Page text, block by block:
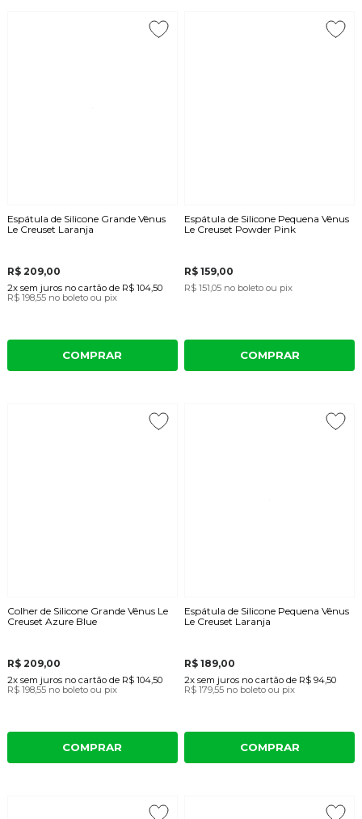
Espátula de Silicone Grande Vênus
Le Creuset Laranja
R$ 209,00
2x sem juros no cartãode R$ 104,50
R$ 198,55 no boleto ou pix
COMPRAR
Espátula de Silicone Pequena Vênus
Le Creuset Powder Pink
R$ 159,00
R$ 151,05 no boleto ou pix
COMPRAR
Colher de Silicone Grande Vênus Le
Creuset Azure Blue
R$ 209,00
2x sem juros no cartãode R$ 104,50
R$ 198,55 no boleto ou pix
COMPRAR
Espátula de Silicone Pequena Vênus
Le Creuset Laranja
R$ 189,00
2x sem juros no cartão de R$ 94,50
R$ 179,55 no boleto ou pix
COMPRAR